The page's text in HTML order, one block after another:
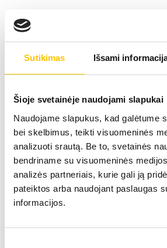
Sutikimas Išsami
Šioje svetainėje naudojami slapukai
Naudojame slapukus, kad galėtume
bei skelbimus, teikti visuomeninės
analizuoti srautą. Be to, svetainės
bendriname su visuomeninės
analizės partneriais, kurie gali ją
pateiktos arba naudojant paslaugas
informacijos.
tuomet gali būti taikomi kiti
pavyzdžiui, antibakterinė terapija.
specialius tepalus arba makšties
priemonės taip pat neišsprendžia
antibiotikai. Makšties infekcijos
įtaką daro ne tik tinkamos
priežasčių, paskatinusių
atsiradimą, pašalinimas.
Bakterinė vaginozė
Nėštumo metu, su bakterine
maždaug 10 – 30% moterų.
kodėl nėščiosioms pasireiškia
hormoniniai pokyčiai. Iš pažiūros